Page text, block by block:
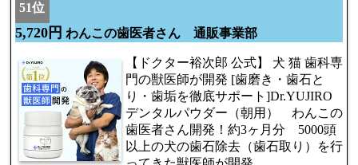
51位
5,720円 わんこの歯医者さん 通販事業部
【ドクター裕次郎 公式】 犬 猫 歯科専
門の獣医師が開発 [歯磨き・歯石と
り・歯垢を徹底サポート]Dr.YUJIRO
デンタルパウダー（朝用） わんこの
歯医者さん開発！約3ヶ月分 5000頭
以上の犬の歯石除去（歯石取り）を行